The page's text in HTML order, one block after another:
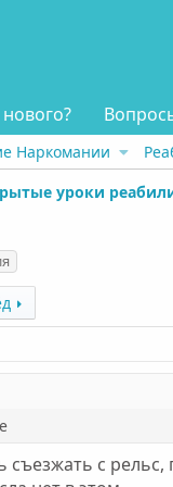
Наркомании
уроки
съезжать с